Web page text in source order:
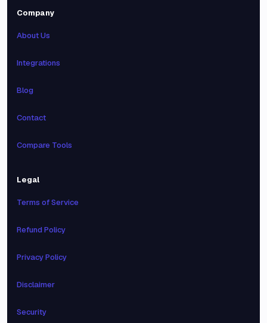
Company
About Us
Integrations
Blog
Contact
Compare Tools
Legal
Terms of Service
Refund Policy
Privacy Policy
Disclaimer
Security